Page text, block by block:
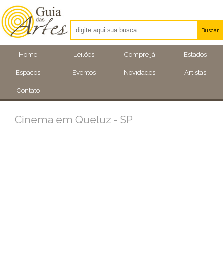
Home Leilões Compre já Estados
Espacos Eventos Novidades Artistas
Contato
Buscar
Artistas
Eventos
Cinema em Queluz - SP